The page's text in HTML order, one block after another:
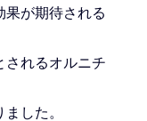
果が期待される
されるオルニチ
した。